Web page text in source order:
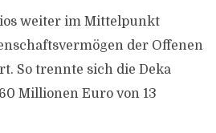
weiter im Mittelpunkt
der Offenen
So trennte sich die Deka
Millionen Euro von 13